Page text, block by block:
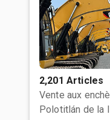
2,201 Articles
Vente aux
Polotitlán de la